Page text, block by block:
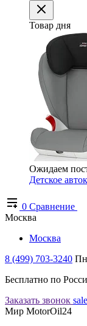
Товар дня
Ожидаем
Детское
0 Сравнение
Москва
Москва
8 (499) 703-3240
Бесплатно по
Заказать звонок
Мир MotorOil24